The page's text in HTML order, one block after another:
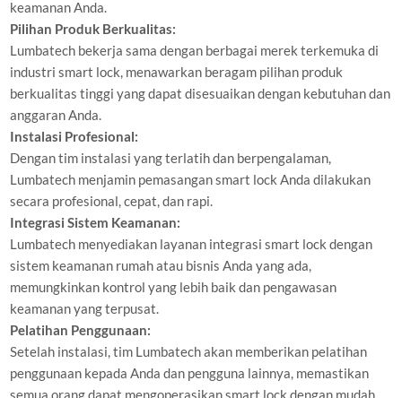
keamanan Anda.
Pilihan Produk Berkualitas:
Lumbatech bekerja sama dengan berbagai merek terkemuka di
industri smart lock, menawarkan beragam pilihan produk
berkualitas tinggi yang dapat disesuaikan dengan kebutuhan dan
anggaran Anda.
Instalasi Profesional:
Dengan tim instalasi yang terlatih dan berpengalaman,
Lumbatech menjamin pemasangan smart lock Anda dilakukan
secara profesional, cepat, dan rapi.
Integrasi Sistem Keamanan:
Lumbatech menyediakan layanan integrasi smart lock dengan
sistem keamanan rumah atau bisnis Anda yang ada,
memungkinkan kontrol yang lebih baik dan pengawasan
keamanan yang terpusat.
Pelatihan Penggunaan:
Setelah instalasi, tim Lumbatech akan memberikan pelatihan
penggunaan kepada Anda dan pengguna lainnya, memastikan
semua orang dapat mengoperasikan smart lock dengan mudah